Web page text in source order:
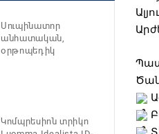
Սուպինատոր
անհատական,
օրթոպեդիկ
Կոմպրեսիոն տրիկո